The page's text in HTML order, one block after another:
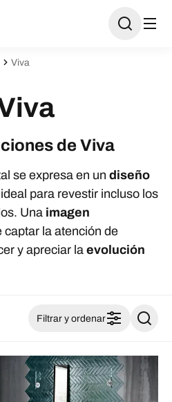
Viva
de Viva
se expresa en un diseño
para revestir incluso los
Una imagen
captar la atención de
y apreciar la evolución
Filtrar y ordenar